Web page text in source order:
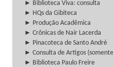
► Biblioteca Viva: consulta
► HQs da Gibiteca
► Produção Acadêmica
► Crônicas de Nair Lacerda
► Pinacoteca de Santo André
► Consulta de Artigos
► Biblioteca Paulo Freire